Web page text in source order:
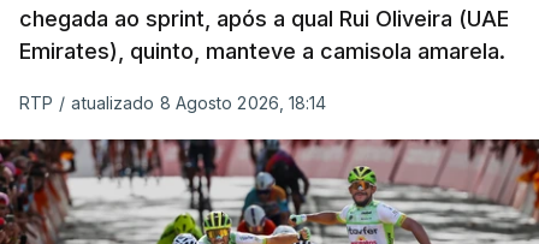
chegada ao sprint, após a qual Rui Oliveira (UAE
Emirates), quinto, manteve a camisola amarela.
RTP / atualizado 8 Agosto 2026, 18:14